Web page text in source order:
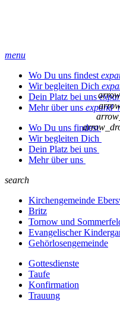
menu
Wo Du uns findest
Wir begleiten Dich
Dein Platz bei uns
Mehr über uns
Wo Du uns findest
Wir begleiten Dich
Dein Platz bei uns
Mehr über uns
search
Kirchengemeinde
Britz
Tornow und
Evangelischer
Gehörlosengemeinde
Gottesdienste
Taufe
Konfirmation
Trauung